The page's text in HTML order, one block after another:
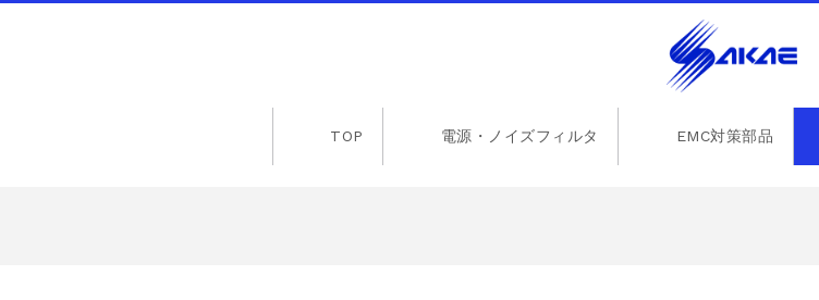
TOP 電源・ノイズフィルタ EMC対策部品